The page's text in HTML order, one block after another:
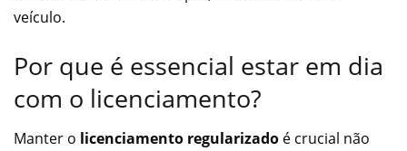
veículo.
Por que é essencial estar em dia
com o licenciamento?
Manter o licenciamento regularizado é crucial não